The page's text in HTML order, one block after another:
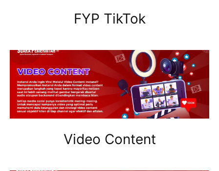
FYP TikTok
Video Content